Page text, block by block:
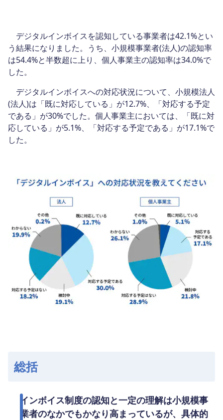
デジタルインボイスを認知している事業者は42.1%とい
う結果になりました。うち、小規模事業者(法人)の認知率
は54.4%と半数超に上り、個人事業主の認知率は34.0%で
した。
デジタルインボイスへの対応状況について、小規模法人
(法人)は「既に対応している」が12.7%、「対応する予定
である」が30%でした。個人事業主においては、「既に対
応している」が5.1%、「対応する予定である」が17.1%で
した。
総括
インボイス制度の認知と一定の理解は小規模事
業者のなかでもかなり高まっているが、具体的